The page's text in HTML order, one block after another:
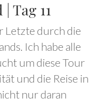
Tag 11
Letzte durch die
Ich habe alle
um diese Tour
und die Reise in
nur daran